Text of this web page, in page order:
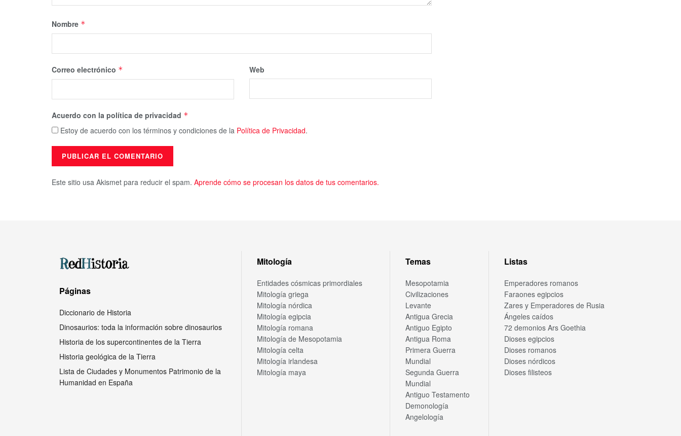
Nombre *
Correo electrónico * Web
Acuerdo con la política de privacidad *
Estoy de acuerdo con los términos y condiciones de la Política de Privacidad.
Este sitio usa Akismet para reducir el spam. Aprende cómo se procesan los datos de tus comentarios.
Páginas
Diccionario de Historia
Dinosaurios: toda la información sobre dinosaurios
Historia de los supercontinentes de la Tierra
Historia geológica de la Tierra
Lista de Ciudades y Monumentos Patrimonio de la
Humanidad en España
Mitología
Entidades cósmicas primordiales
Mitología griega
Mitología nórdica
Mitología egipcia
Mitología romana
Mitología de Mesopotamia
Mitología celta
Mitología irlandesa
Mitología maya
Temas
Mesopotamia
Civilizaciones
Levante
Antigua Grecia
Antiguo Egipto
Antigua Roma
Primera Guerra
Mundial
Segunda Guerra
Mundial
Antiguo Testamento
Demonología
Angelología
Listas
Emperadores romanos
Faraones egipcios
Zares y Emperadores de Rusia
Ángeles caídos
72 demonios Ars Goethia
Dioses egipcios
Dioses romanos
Dioses nórdicos
Dioses filisteos